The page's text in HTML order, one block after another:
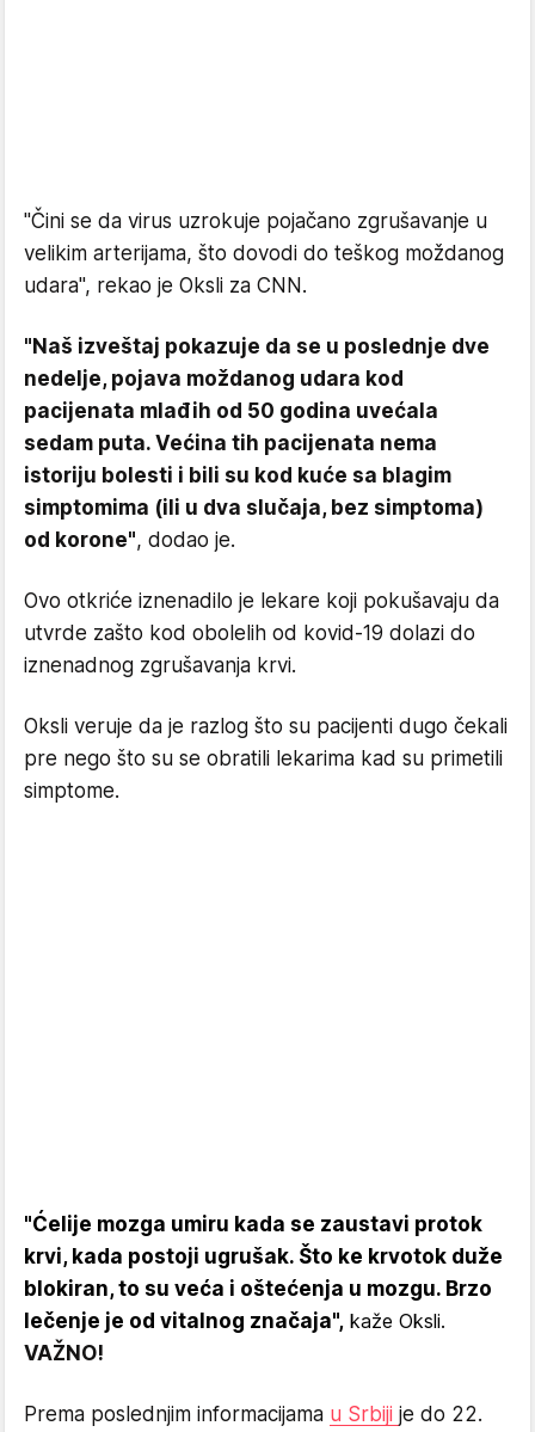
"Čini se da virus uzrokuje pojačano zgrušavanje u
velikim arterijama, što dovodi do teškog moždanog
udara", rekao je Oksli za CNN.
"Naš izveštaj pokazuje da se u poslednje dve
nedelje, pojava moždanog udara kod
pacijenata mlađih od 50 godina uvećala
sedam puta. Većina tih pacijenata nema
istoriju bolesti i bili su kod kuće sa blagim
simptomima (ili u dva slučaja, bez simptoma)
od korone", dodao je.
Ovo otkriće iznenadilo je lekare koji pokušavaju da
utvrde zašto kod obolelih od kovid-19 dolazi do
iznenadnog zgrušavanja krvi.
Oksli veruje da je razlog što su pacijenti dugo čekali
pre nego što su se obratili lekarima kad su primetili
simptome.
"Ćelije mozga umiru kada se zaustavi protok
krvi, kada postoji ugrušak. Što ke krvotok duže
blokiran, to su veća i oštećenja u mozgu. Brzo
lečenje je od vitalnog značaja", kaže Oksli.
VAŽNO!
Prema poslednjim informacijama u Srbiji je do 22.